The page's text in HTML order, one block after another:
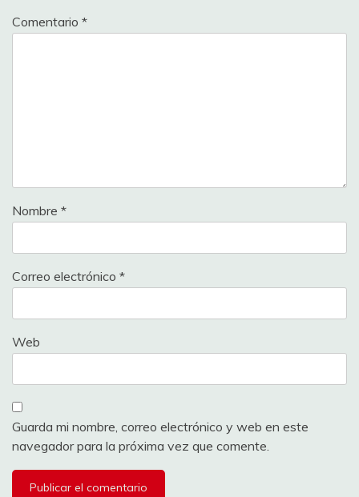
Comentario *
Nombre *
Correo electrónico *
Web
Guarda mi nombre, correo electrónico y web en este
navegador para la próxima vez que comente.